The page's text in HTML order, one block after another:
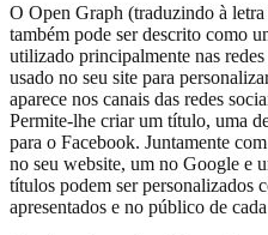
O Open Graph (traduzindo à
também pode ser descrito como
utilizado principalmente nas
usado no seu site para
aparece nos canais das redes
Permite-lhe criar um título, uma
para o Facebook. Juntamente
no seu website, um no Google e
títulos podem ser personalizados
apresentados e no público de